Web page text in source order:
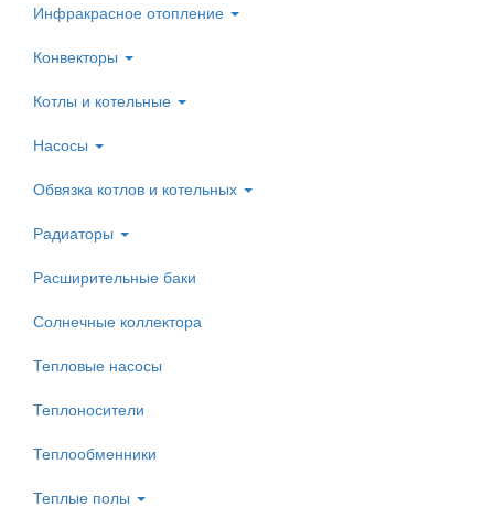
Инфракрасное отопление
Конвекторы
Котлы и котельные
Насосы
Обвязка котлов и котельных
Радиаторы
Расширительные баки
Солнечные коллектора
Тепловые насосы
Теплоносители
Теплообменники
Теплые полы